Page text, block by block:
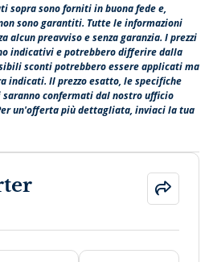
sopra sono forniti in buona fede e,
sono garantiti. Tutte le informazioni
alcun preavviso e senza garanzia. I prezzi
indicativi e potrebbero differire dalla
sconti potrebbero essere applicati ma
indicati. Il prezzo esatto, le specifiche
confermati dal nostro ufficio
un'offerta più dettagliata, inviaci la tua